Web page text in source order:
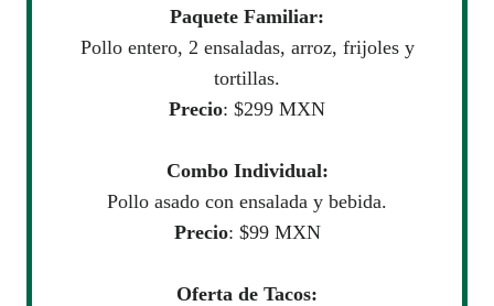
Paquete Familiar:
Pollo entero, 2 ensaladas, arroz, frijoles y
tortillas.
Precio: $299 MXN
Combo Individual:
Pollo asado con ensalada y bebida.
Precio: $99 MXN
Oferta de Tacos: